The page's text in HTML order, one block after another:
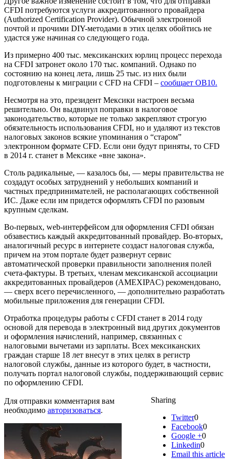
CFDI потребуются услуги аккредитованного провайдера
(Authorized Certification Provider). Обычной электронной
почтой и прочими DIY-методами в этих целях обойтись не
удастся уже начиная со следующего года.
Из примерно 400 тыс. мексиканских юрлиц процесс перехода
на CFDI затронет около 170 тыс. компаний. Однако по
состоянию на конец лета, лишь 25 тыс. из них были
подготовлены к миграции с CFD на CFDI – сообщает OB10.
Несмотря на это, президент Мексики настроен весьма
решительно. Он выдвинул поправки в налоговое
законодательство, которые не только закрепляют строгую
обязательность использования CFDI, но и удаляют из текстов
налоговых законов всякие упоминания о “старом”
электронном формате CFD. Если они будут приняты, то CFD
в 2014 г. станет в Мексике «вне закона».
Столь радикальные, — казалось бы, — меры правительства не
создадут особых затруднений у небольших компаний и
частных предпринимателей, не располагающих собственной
ИС. Даже если им придется оформлять CFDI по разовым
крупным сделкам.
Во-первых, web-интерфейсом для оформления CFDI обязан
обзавестись каждый аккредитованный провайдер. Во-вторых,
аналогичный ресурс в интернете создаст налоговая служба,
причем на этом портале будет развернут сервис
автоматической проверки правильности заполнения полей
счета-фактуры. В третьих, членам мексиканской ассоциации
аккредитованных провайдеров (AMEXIPAC) рекомендовано,
— сверх всего перечисленного, — дополнительно разработать
мобильные приложения для генерации CFDI.
Отработка процедуры работы с CFDI станет в 2014 году
основой для перевода в электронный вид других документов
и оформления начислений, например, связанных с
налоговыми вычетами из зарплаты. Всех мексиканских
граждан старше 18 лет внесут в этих целях в регистр
налоговой службы, данные из которого будет, в частности,
получать портал налоговой службы, поддерживающий сервис
по оформлению CFDI.
Sharing
Twitter0
Facebook0
Google +0
Linkedin0
Email this article
Для отправки комментария вам
необходимо авторизоваться.